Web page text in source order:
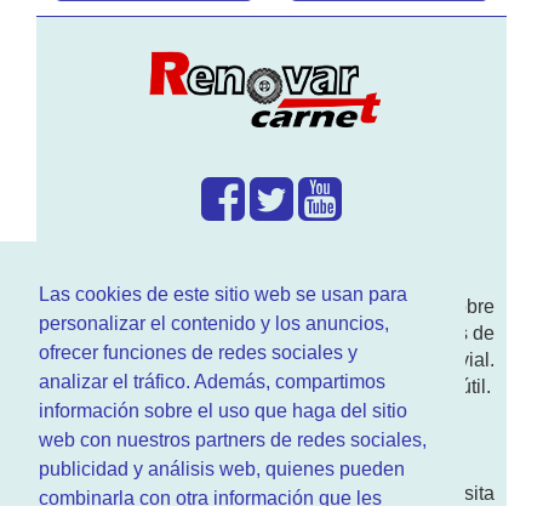
Las cookies de este sitio web se usan para
personalizar el contenido y los anuncios,
ofrecer funciones de redes sociales y
analizar el tráfico. Además, compartimos
información sobre el uso que haga del sitio
web con nuestros partners de redes sociales,
publicidad y análisis web, quienes pueden
combinarla con otra información que les
Enwww.RenovarCarnet.comTe contamos sobre
larenovación del permisode conducir, noticias de
actualidad motor y sobre todo seguridad vial.
Ademas tenemos todo tipo de información DGT útil.
¿Quienes somos?
Quieres saber quien mantiene la pagina, visita